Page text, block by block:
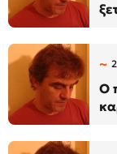
Ο